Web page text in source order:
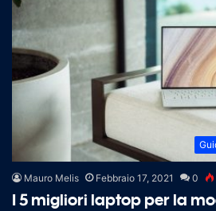
Mauro Melis Febbraio 17, 2021 0
I 5 migliori laptop per la